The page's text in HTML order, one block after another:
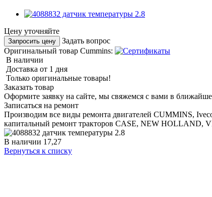
Цену уточняйте
Запросить цену
Задать вопрос
Оригинальный товар Cummins:
В наличии
Доставка от 1 дня
Только оригинальные товары!
Заказать товар
Оформите заявку на сайте, мы свяжемся с вами в
Записаться на ремонт
Производим все виды ремонта двигателей CUMMINS,
капитальный ремонт тракторов CASE, NEW HOLLAND,
В наличии 17,27
Вернуться к списку